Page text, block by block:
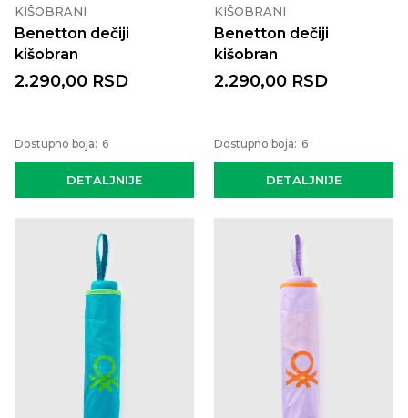
KIŠOBRANI
Benetton dečiji
kišobran
DETALJNIJE
2.290,00 RSD
Dostupno boja: 6
KIŠOBRANI
Benetton dečiji
kišobran
DETALJNIJE
2.290,00 RSD
Dostupno boja: 6